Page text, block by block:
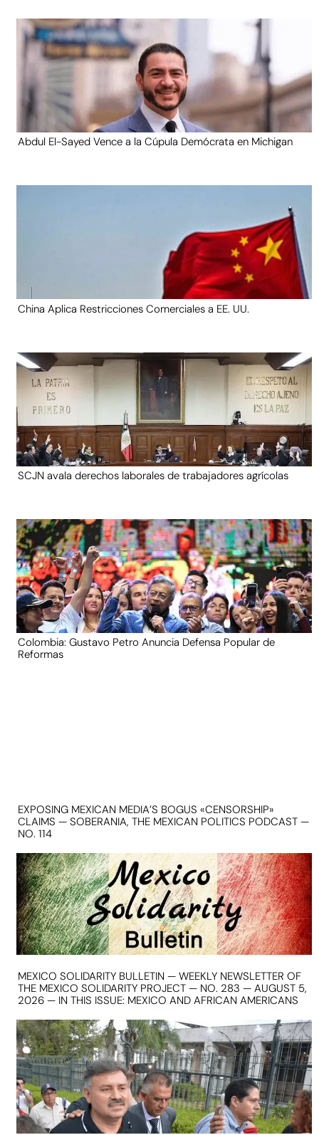
Abdul El-Sayed Vence a la Cúpula Demócrata en Michigan
China Aplica Restricciones Comerciales a EE. UU.
SCJN avala derechos laborales de trabajadores agrícolas
Colombia: Gustavo Petro Anuncia Defensa Popular de
Reformas
EXPOSING MEXICAN MEDIA’S BOGUS «CENSORSHIP»
CLAIMS — SOBERANIA, THE MEXICAN POLITICS PODCAST —
NO. 114
MEXICO SOLIDARITY BULLETIN — WEEKLY NEWSLETTER OF
THE MEXICO SOLIDARITY PROJECT — NO. 283 — AUGUST 5,
2026 — IN THIS ISSUE: MEXICO AND AFRICAN AMERICANS